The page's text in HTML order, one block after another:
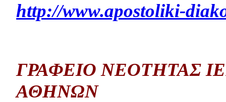
http://www.apostoliki-
ΓΡΑΦΕΙΟ ΝΕΟΤΗΤΑΣ
ΑΘΗΝΩΝ